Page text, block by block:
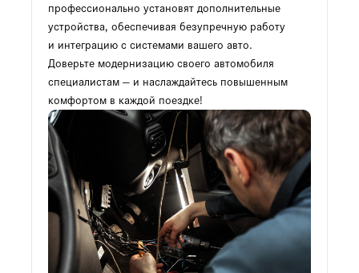
профессионально установят дополнительные
устройства, обеспечивая безупречную работу
и интеграцию с системами вашего авто.
Доверьте модернизацию своего автомобиля
специалистам — и наслаждайтесь повышенным
комфортом в каждой поездке!